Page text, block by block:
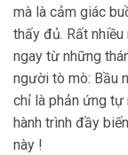
mà là cảm giác
thấy đủ. Rất nhiều
ngay từ những
người tò mò: Bầu
chỉ là phản ứng tự
hành trình đầy
này !